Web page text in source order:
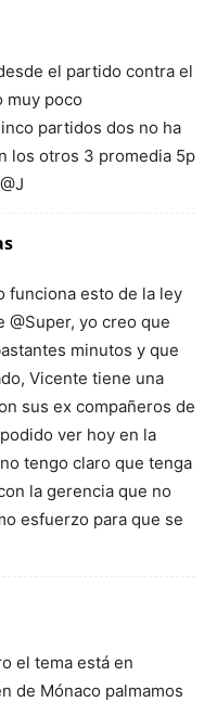
el partido contra el
muy poco
partidos dos no ha
los otros 3 promedia 5p
funciona esto de la ley
yo creo que
minutos y que
Vicente tiene una
sus ex compañeros de
ver hoy en la
tengo claro que tenga
la gerencia que no
esfuerzo para que se
el tema está en
de Mónaco palmamos